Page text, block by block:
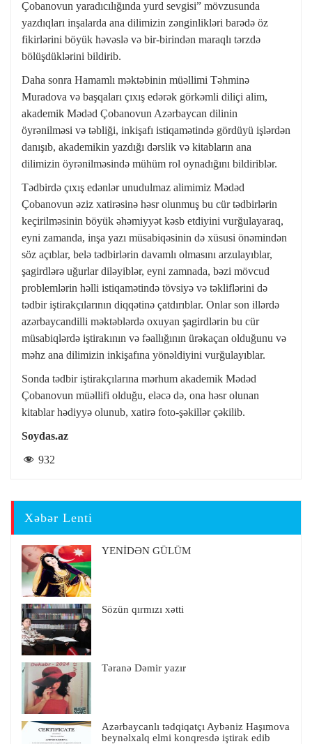
Çobanovun yaradıcılığında yurd sevgisi” mövzusunda
yazdıqları inşalarda ana dilimizin zənginlikləri barədə öz
fikirlərini böyük həvəslə və bir-birindən maraqlı tərzdə
bölüşdüklərini bildirib.
Daha sonra Hamamlı məktəbinin müəllimi Təhminə
Muradova və başqaları çıxış edərək görkəmli diliçi alim,
akademik Mədəd Çobanovun Azərbaycan dilinin
öyrənilməsi və təbliği, inkişafı istiqamətində gördüyü işlərdən
danışıb, akademikin yazdığı dərslik və kitabların ana
dilimizin öyrənilməsində mühüm rol oynadığını bildiriblər.
Tədbirdə çıxış edənlər unudulmaz alimimiz Mədəd
Çobanovun əziz xatirəsinə həsr olunmuş bu cür tədbirlərin
keçirilməsinin böyük əhəmiyyət kəsb etdiyini vurğulayaraq,
eyni zamanda, inşa yazı müsabiqəsinin də xüsusi önəmindən
söz açıblar, belə tədbirlərin davamlı olmasını arzulayıblar,
şagirdlərə uğurlar diləyiblər, eyni zamnada, bəzi mövcud
problemlərin həlli istiqamətində tövsiyə və təkliflərini də
tədbir iştirakçılarının diqqətinə çatdırıblar. Onlar son illərdə
azərbaycandilli məktəblərdə oxuyan şagirdlərin bu cür
müsabiqlərdə iştirakının və fəallığının ürəkaçan olduğunu və
məhz ana dilimizin inkişafına yönəldiyini vurğulayıblar.
Sonda tədbir iştirakçılarına mərhum akademik Mədəd
Çobanovun müəllifi olduğu, eləcə də, ona həsr olunan
kitablar hədiyyə olunub, xatirə foto-şəkillər çəkilib.
Soydas.az
932
Xəbər Lenti
YENİDƏN GÜLÜM
Sözün qırmızı xətti
Təranə Dəmir yazır
Azərbaycanlı tədqiqatçı Aybəniz Haşımova
beynəlxalq elmi konqresdə iştirak edib